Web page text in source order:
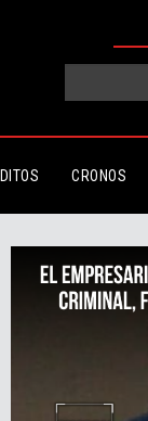
CRONOS